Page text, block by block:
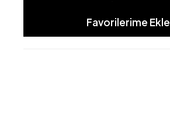
Favorilerime Ekle